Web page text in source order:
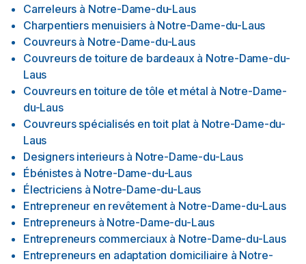
Carreleurs à Notre-Dame-du-Laus
Charpentiers menuisiers à Notre-Dame-du-Laus
Couvreurs à Notre-Dame-du-Laus
Couvreurs de toiture de bardeaux à Notre-Dame-du-
Laus
Couvreurs en toiture de tôle et métal à Notre-Dame-
du-Laus
Couvreurs spécialisés en toit plat à Notre-Dame-du-
Laus
Designers interieurs à Notre-Dame-du-Laus
Ébénistes à Notre-Dame-du-Laus
Électriciens à Notre-Dame-du-Laus
Entrepreneur en revêtement à Notre-Dame-du-Laus
Entrepreneurs à Notre-Dame-du-Laus
Entrepreneurs commerciaux à Notre-Dame-du-Laus
Entrepreneurs en adaptation domiciliaire à Notre-